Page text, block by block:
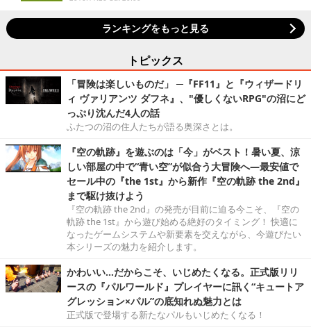
ランキングをもっと見る
トピックス
「冒険は楽しいものだ」 ─『FF11』と『ウィザードリ
ィ ヴァリアンツ ダフネ』、"優しくないRPG"の沼にど
っぷり沈んだ4人の話
ふたつの沼の住人たちが語る奥深さとは。
『空の軌跡』を遊ぶのは「今」がベスト！暑い夏、涼
しい部屋の中で“青い空”が似合う大冒険へ―最安値で
セール中の『the 1st』から新作『空の軌跡 the 2nd』
まで駆け抜けよう
『空の軌跡 the 2nd』の発売が目前に迫る今こそ、『空の
軌跡 the 1st』から遊び始める絶好のタイミング！ 快適に
なったゲームシステムや新要素を交えながら、今遊びたい
本シリーズの魅力を紹介します。
かわいい…だからこそ、いじめたくなる。正式版リリ
ースの『パルワールド』プレイヤーに訊く“キュートア
グレッション×パル”の底知れぬ魅力とは
正式版で登場する新たなパルもいじめたくなる！